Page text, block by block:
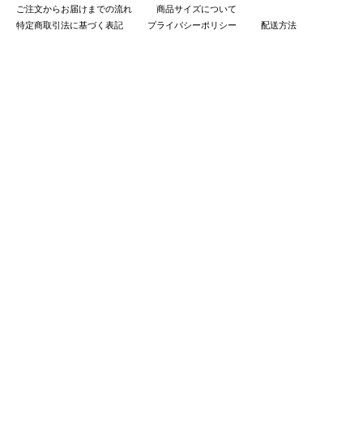
ご注文からお届けまでの流れ
商品サイズについて
特定商取引法に基づく表記
プライバシーポリシー 配送方法